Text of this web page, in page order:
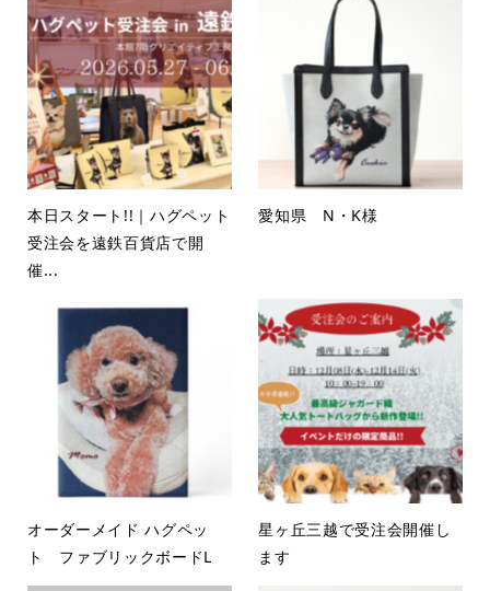
本日スタート!!｜ハグペット
受注会を遠鉄百貨店で開
催...
愛知県 N・K様
オーダーメイド ハグペッ
ト ファブリックボードL
星ヶ丘三越で受注会開催し
ます